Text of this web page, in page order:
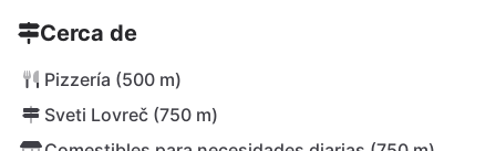
Cerca de
Pizzería (500 m)
Sveti Lovreč (750 m)